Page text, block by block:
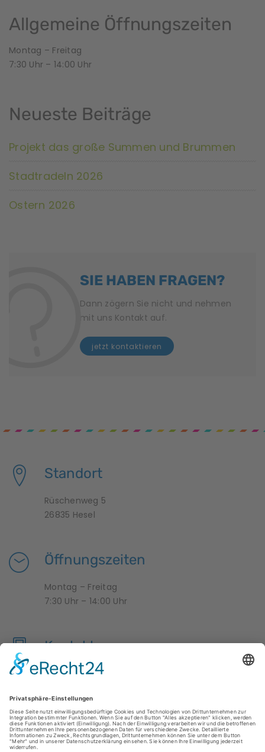
a
n
s
a
t
u
n
o
n
Allgemeine Öffnungszeiten
Montag – Freitag
7:30 Uhr – 14:00 Uhr
Neueste Beiträge
Projekt das große Summen und Brummen
Stadtradeln 2026
Ostern 2026
SIE HABEN FRAGEN?
Dann zögern Sie nicht und nehmen
mit uns Kontakt auf.
jetzt kontaktieren
Standort
Rüschenweg 5
26835 Hesel
Öffnungszeiten
Montag – Freitag
7:30 Uhr – 14:00 Uhr
Kontakt
04950 9958376